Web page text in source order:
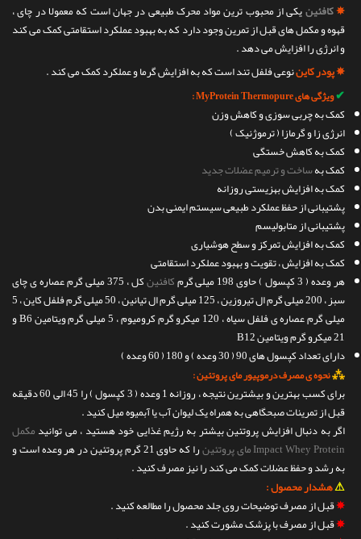
✵کافئینیکی از محبوب ترین مواد محرک طبیعی در جهان است که معمولا در چای ،
قهوه و مکمل های قبل از تمرین وجود دارد که به بهبود عملکرد استقامتی کمک می کند
و انرژی را افزایش می دهد .
✵پودر کایننوعی فلفل تند است که به افزایش گرما و عملکرد کمک می کند .
✔ویژگی های MyProtein Thermopure :
کمک به چربی سوزی و کاهش وزن
انرژی زا و گرمازا ( ترموژنیک )
کمک به کاهش خستگی
کمک بهساخت و ترمیم عضلات جدید
کمک به افزایش بهزیستی روزانه
پشتیبانی از حفظ عملکرد طبیعی سیستم ایمنی بدن
پشتیبانی از متابولیسم
کمک به افزایش تمرکز و سطح هوشیاری
کمک به افزایش ، تقویت و بهبود عملکرد استقامتی
هر وعده ( 3 کپسول ) حاوی 198 میلی گرم
کافئین
کل ، 375 میلی گرم عصاره ی چای
سبز ، 200 میلی گرم ال تیروزین ، 125 میلی گرم ال تیانین ، 50 میلی گرم فلفل کاین ، 5
میلی گرم عصاره ی فلفل سیاه ، 120 میکرو گرم کرومیوم ، 5 میلی گرم ویتامین B6 و
21 میکرو گرم ویتامین B12
دارای تعداد کپسول های 90 ( 30 وعده ) و 180 ( 60 وعده )
⁂نحوه ی مصرف درموپیور مای پروتئین :
برای کسب بهترین و بیشترین نتیجه ، روزانه 1 وعده ( 3 کپسول ) را 45 الی 60 دقیقه
قبل از تمرینات صبحگاهی به همراه یک لیوان آب یا آبمیوه میل کنید .
اگر به دنبال افزایش پروتئین بیشتر به رژیم غذایی خود هستید ، می توانیدمکمل
Impact Whey Protein مای پروتئین
را که حاوی 21 گرم پروتئین در هر وعده است و
به رشد و حفظ عضلات کمک می کند را نیز مصرف کنید .
⚠هشدار محصول :
✵قبل از مصرف توضیحات روی جلد محصول را مطالعه کنید .
✵قبل از مصرف با پزشک مشورت کنید .